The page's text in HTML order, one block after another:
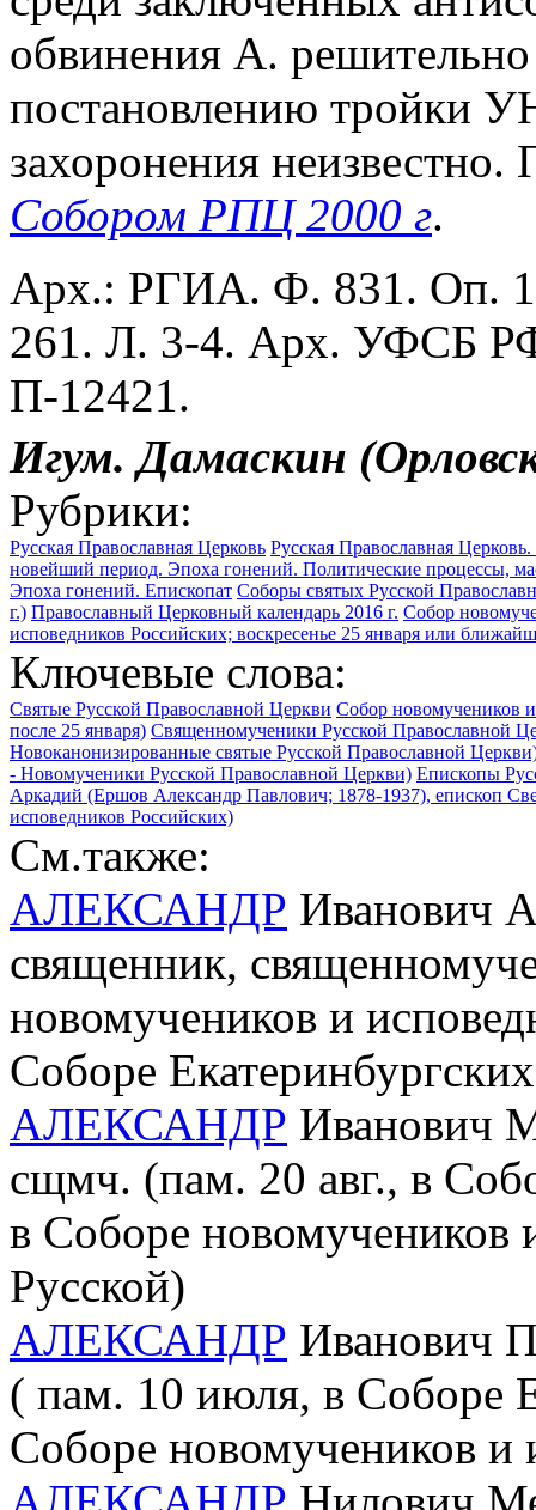
обвинения А.
постановлению тройки
захоронения неизвестно.
Собором РПЦ 2000 г.
Арх.: РГИА. Ф. 831. Оп.
261. Л. 3-4. Арх. УФСБ
П-12421.
Игум. Дамаскин
Рубрики:
Русская Православная Церковь Русская Православная
новейший период. Эпоха гонений. Политические процессы,
Эпоха гонений. Епископат Соборы святых Русской
г.) Православный Церковный календарь 2016 г. Собор
исповедников Российских; воскресенье 25 января или
Ключевые слова:
Святые Русской Православной Церкви Собор новомучеников
после 25 января) Священномученики Русской Православной
Новоканонизированные святые Русской Православной
- Новомученики Русской Православной Церкви) Епископы
Аркадий (Ершов Александр Павлович; 1878-1937), епископ
исповедников Российских)
См.также:
АЛЕКСАНДР Иванович
священник,
новомучеников и
Соборе
АЛЕКСАНДР Иванович
сщмч. (пам. 20 авг., в
в Соборе новомучеников
Русской)
АЛЕКСАНДР Иванович
( пам. 10 июля, в Соборе
Соборе новомучеников и